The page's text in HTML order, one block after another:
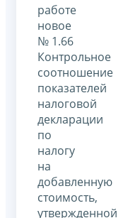
работе
новое
№ 1.66
Контрольное
соотношение
показателей
налоговой
декларации
по
налогу
на
добавленную
стоимость,
утвержденной